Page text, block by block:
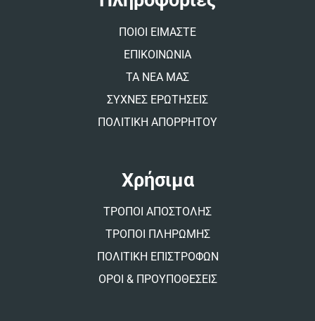
ΠΟΙΟΙ ΕΙΜΑΣΤΕ
ΕΠΙΚΟΙΝΩΝΙΑ
ΤΑ ΝΕΑ ΜΑΣ
ΣΥΧΝΕΣ ΕΡΩΤΗΣΕΙΣ
ΠΟΛΙΤΙΚΗ ΑΠΟΡΡΗΤΟΥ
Χρήσιμα
ΤΡΟΠΟΙ ΑΠΟΣΤΟΛΗΣ
ΤΡΟΠΟΙ ΠΛΗΡΩΜΗΣ
ΠΟΛΙΤΙΚΗ ΕΠΙΣΤΡΟΦΩΝ
ΟΡΟΙ & ΠΡΟΥΠΟΘΕΣΕΙΣ